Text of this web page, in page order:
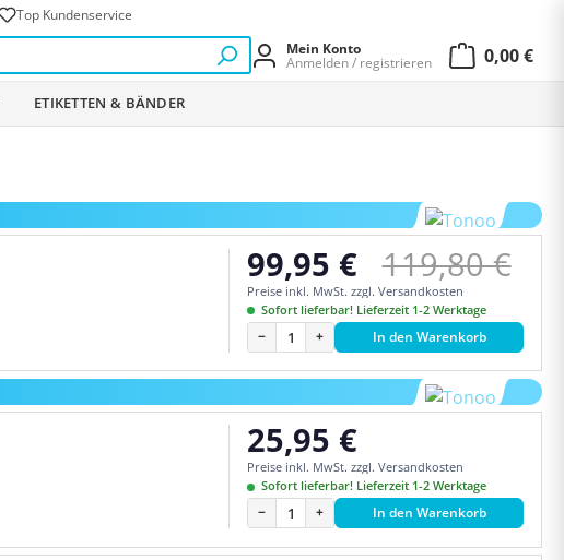
Top Kundenservice
Mein Konto
Anmelden / registrieren
0,00 €
ETIKETTEN & BÄNDER
Verkaufspreis:
99,95 € Regulärer
119,80 €
Preise inkl. MwSt. zzgl. Versandkosten
Sofort lieferbar! Lieferzeit 1-2 Werktage
− + In den Warenkorb
Regulärer Preis:
25,95 €
Preise inkl. MwSt. zzgl. Versandkosten
Sofort lieferbar! Lieferzeit 1-2 Werktage
− + In den Warenkorb